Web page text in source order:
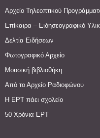
Αρχείο Τηλεοπτικού
Επίκαιρα – Ειδησεογραφικό
Δελτία Ειδήσεων
Φωτογραφικό Αρχείο
Μουσική βιβλιοθήκη
Από το Αρχείο Ραδιοφώνου
Η ΕΡΤ πάει σχολείο
50 Χρόνια ΕΡΤ